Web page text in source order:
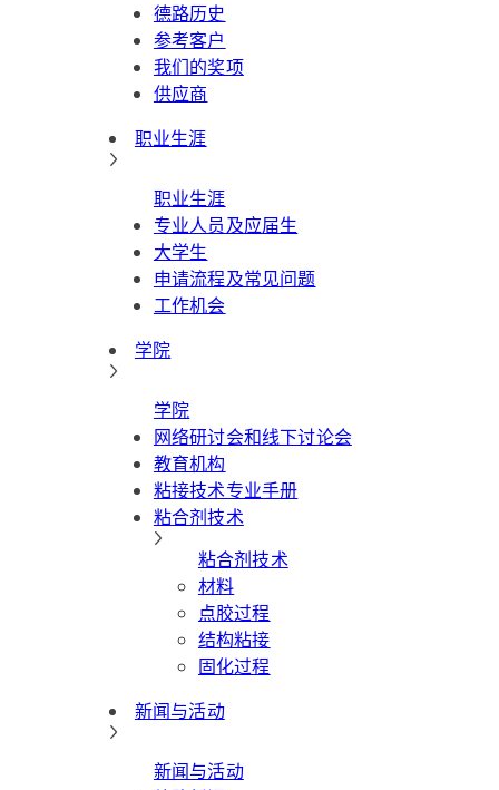
德路历史
参考客户
我们的奖项
供应商
职业生涯
职业生涯
专业人员及应届生
大学生
申请流程及常见问题
工作机会
学院
学院
网络研讨会和线下讨论会
教育机构
粘接技术专业手册
粘合剂技术
粘合剂技术
材料
点胶过程
结构粘接
固化过程
新闻与活动
新闻与活动